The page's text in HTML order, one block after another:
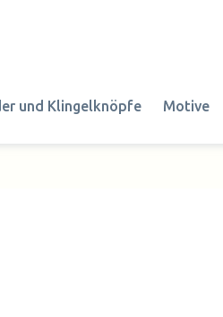
und Klingelknöpfe Motive